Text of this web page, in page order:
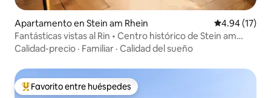
Apartamento en Stein am Rhein Calificación
4.94 (17)
Fantásticas vistas al Rin • Centro histórico de Stein am
Rhein
Calidad-precio · Familiar · Calidad del sueño
Favorito entre huéspedes preferido
Favorito entre huéspedes